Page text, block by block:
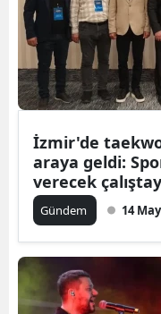
İzmir'de
araya geldi:
verecek
Gündem 14